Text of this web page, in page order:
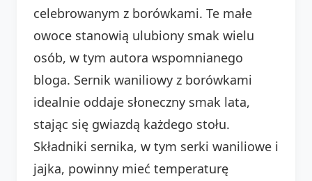
celebrowanym z borówkami. Te małe
owoce stanowią ulubiony smak wielu
osób, w tym autora wspomnianego
bloga. Sernik waniliowy z borówkami
idealnie oddaje słoneczny smak lata,
stając się gwiazdą każdego stołu.
Składniki sernika, w tym serki waniliowe i
jajka, powinny mieć temperaturę